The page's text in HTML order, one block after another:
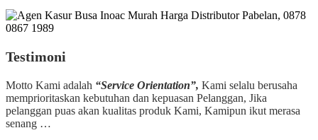
Testimoni
Motto Kami adalah “Service Orientation”, Kami selalu berusaha
memprioritaskan kebutuhan dan kepuasan Pelanggan, Jika
pelanggan puas akan kualitas produk Kami, Kamipun ikut merasa
senang …